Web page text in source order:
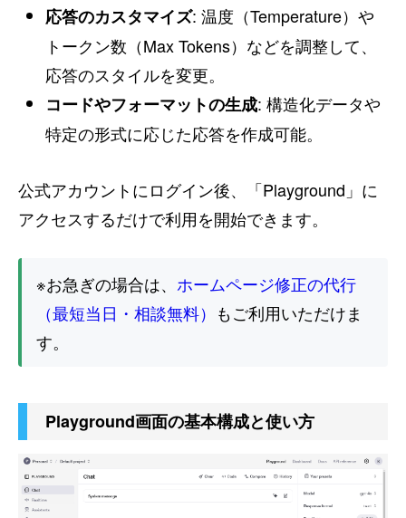
応答のカスタマイズ: 温度（Temperature）や
トークン数（Max Tokens）などを調整して、
応答のスタイルを変更。
コードやフォーマットの生成: 構造化データや
特定の形式に応じた応答を作成可能。
公式アカウントにログイン後、「Playground」に
アクセスするだけで利用を開始できます。
※お急ぎの場合は、 ホームページ修正の代行
（最短当日・相談無料） もご利用いただけま
す。
Playground画面の基本構成と使い方